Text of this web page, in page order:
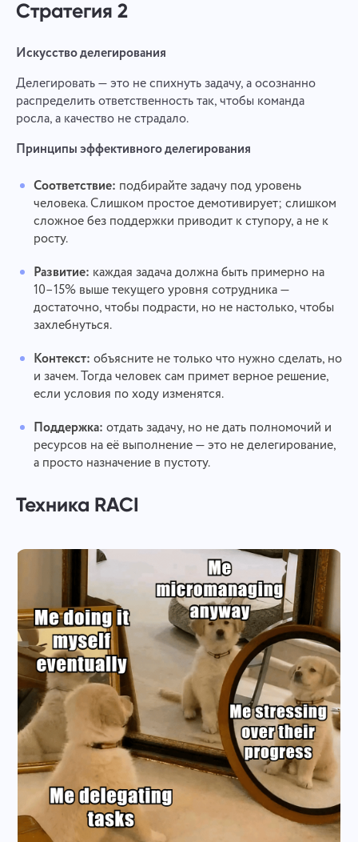
Стратегия 2
Искусство делегирования
Делегировать — это не спихнуть задачу, а осознанно
распределить ответственность так, чтобы команда
росла, а качество не страдало.
Принципы эффективного делегирования
Соответствие: подбирайте задачу под уровень
человека. Слишком простое демотивирует; слишком
сложное без поддержки приводит к ступору, а не к
росту.
Развитие: каждая задача должна быть примерно на
10–15% выше текущего уровня сотрудника —
достаточно, чтобы подрасти, но не настолько, чтобы
захлебнуться.
Контекст: объясните не только что нужно сделать, но
и зачем. Тогда человек сам примет верное решение,
если условия по ходу изменятся.
Поддержка: отдать задачу, но не дать полномочий и
ресурсов на её выполнение — это не делегирование,
а просто назначение в пустоту.
Техника RACI